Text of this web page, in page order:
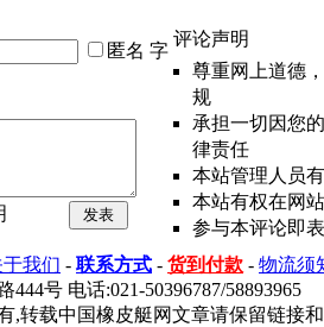
匿名 字
发表
评论声明
尊重网上道德
规
承担一切因您
律责任
本站管理人员
本站有权在网
参与本评论即
于我们 - 联系方式 - 货到付款 - 物流须
号 电话:021-50396787/58893965
,转载中国橡皮艇网文章请保留链接